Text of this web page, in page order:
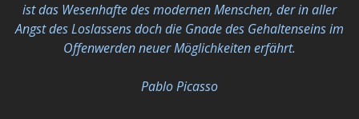
ist das Wesenhafte des modernen Menschen, der in aller
Angst des Loslassens doch die Gnade des Gehaltenseins im
Offenwerden neuer Möglichkeitenerfährt.
Pablo Picasso